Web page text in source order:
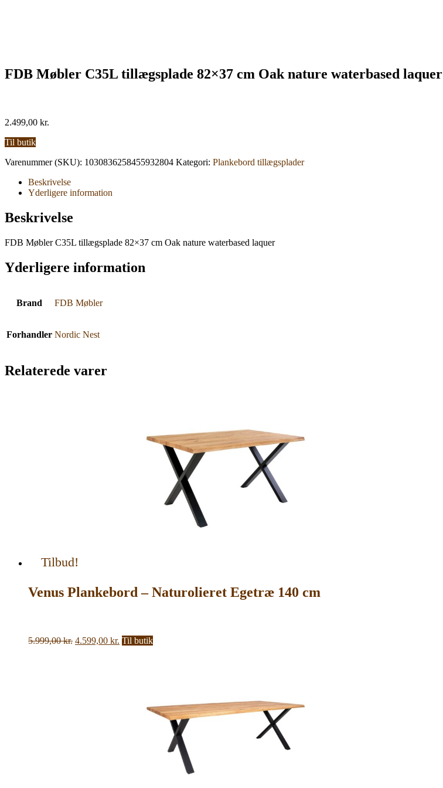
FDB Møbler C35L tillægsplade 82×37 cm Oak nature waterbased laquer
2.499,00 kr.
Til butik
Varenummer (SKU): 1030836258455932804 Kategori: Plankebord tillægsplader
Beskrivelse
Yderligere information
Beskrivelse
FDB Møbler C35L tillægsplade 82×37 cm Oak nature waterbased laquer
Yderligere information
Brand FDB Møbler
Forhandler Nordic Nest
Relaterede varer
Tilbud!
Venus Plankebord – Naturolieret Egetræ 140 cm
5.999,00kr. Den
4.599,00 kr. Den
Til butik